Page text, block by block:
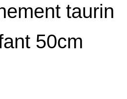
taurin
50cm